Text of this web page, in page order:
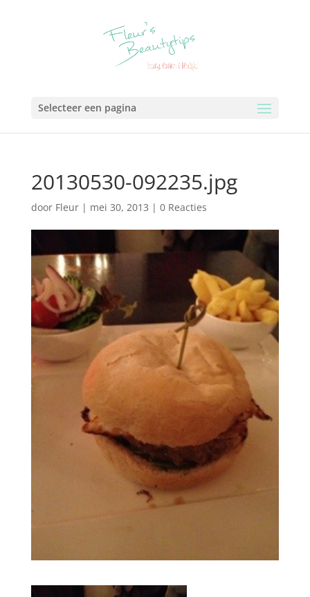
Selecteer een pagina
20130530-092235.jpg
door Fleur| mei 30, 2013 | 0 Reacties